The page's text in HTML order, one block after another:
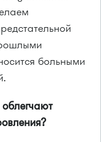
больными